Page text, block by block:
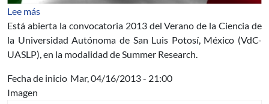
Lee mássobre Convocatoria 2013 Verano de la Ciencia UASLP
Está abierta la convocatoria 2013 del Verano de la Ciencia de
la Universidad Autónoma de San Luis Potosí, México (VdC-
UASLP), en la modalidad de Summer Research.
Fecha de inicio Mar, 04/16/2013 - 21:00
Imagen